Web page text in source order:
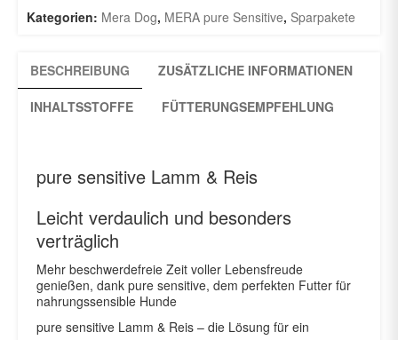
Kategorien: Mera Dog, MERA pure Sensitive, Sparpakete
BESCHREIBUNG ZUSÄTZLICHE INFORMATIONEN
INHALTSSTOFFE FÜTTERUNGSEMPFEHLUNG
pure sensitive Lamm & Reis
Leicht verdaulich und besonders
verträglich
Mehr beschwerdefreie Zeit voller Lebensfreude
genießen, dank pure sensitive, dem perfekten Futter für
nahrungssensible Hunde
pure sensitive Lamm & Reis – die Lösung für ein